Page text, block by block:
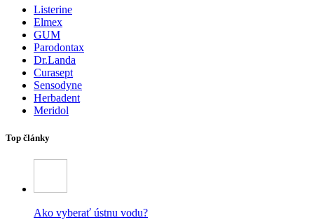
Listerine
Elmex
GUM
Parodontax
Dr.Landa
Curasept
Sensodyne
Herbadent
Meridol
Top články
Ako vyberať ústnu vodu?